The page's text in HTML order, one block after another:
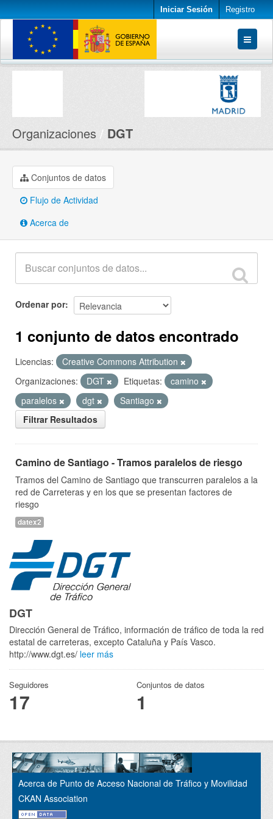
Iniciar Sesión Registro
Conjuntos de datos
Organizaciones DGT
Conjuntos de datos
Flujo de Actividad
Acerca de
Ordenar por
1 conjunto de datos encontrado
Licencias:
Creative Commons Attribution
Organizaciones:
DGT Etiquetas:
camino
paralelos
dgt
Santiago
Filtrar Resultados
Camino de Santiago - Tramos paralelos de riesgo
Tramos del Camino de Santiago que transcurren paralelos a la
red de Carreteras y en los que se presentan factores de
riesgo
datex2
DGT
Dirección General de Tráfico, información de tráfico de toda la red
estatal de carreteras, excepto Cataluña y País Vasco.
http://www.dgt.es/ leer más
Seguidores
17
Conjuntos de datos
1
Acerca de Punto de Acceso Nacional de Tráfico y Movilidad
CKAN Association